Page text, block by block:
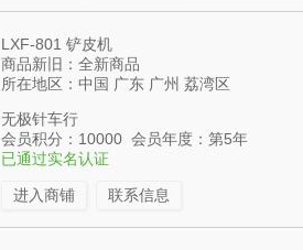
LXF-801 铲皮机
商品新旧：全新商品
所在地区：中国 广东 广州 荔湾区
无极针车行
会员积分：10000 会员年度：第5年
已通过实名认证
进入商铺 联系信息